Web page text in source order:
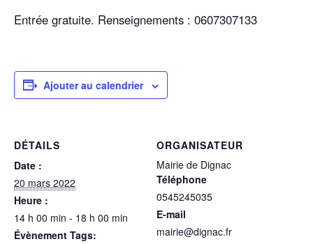
Entrée gratuite. Renseignements : 0607307133
Ajouter au calendrier
DÉTAILS
Date :
20 mars 2022
Heure :
14 h 00 min - 18 h 00 min
Évènement Tags:
ORGANISATEUR
Mairie de Dignac
Téléphone
0545245035
E-mail
mairie@dignac.fr